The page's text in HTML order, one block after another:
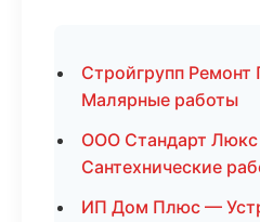
Стройгрупп
Малярные работы
ООО Стандарт
Сантехнические
ИП Дом Плюс —